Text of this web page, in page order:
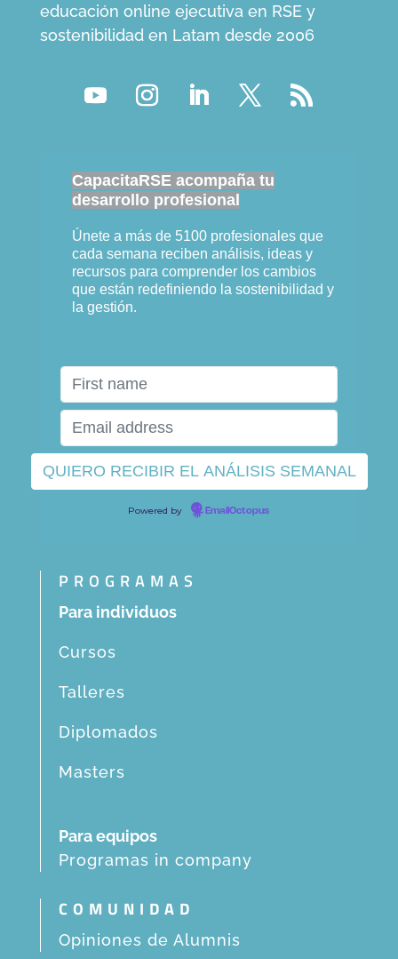
educación online ejecutiva en RSE y
sostenibilidad en Latam desde 2006
CapacitaRSE acompaña tu
desarrollo profesional
Únete a más de 5100 profesionales que
cada semana reciben análisis, ideas y
recursos para comprender los cambios
que están redefiniendo la sostenibilidad y
la gestión.
Powered by EmailOctopus
PROGRAMAS
Para individuos
Cursos
Talleres
Diplomados
Masters
Para equipos
Programas in company
COMUNIDAD
Opiniones de Alumnis